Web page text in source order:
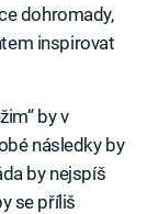
dohromady,
inspirovat
by v
následky by
by nejspíš
se příliš